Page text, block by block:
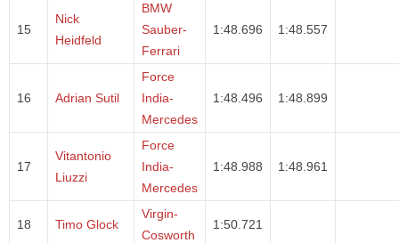
15
Nick
Heidfeld
BMW
Sauber-
Ferrari
1:48.696 1:48.557
16 Adrian Sutil
Force
India-
Mercedes
1:48.496 1:48.899
17
Vitantonio
Liuzzi
Force
India-
Mercedes
1:48.988 1:48.961
18 Timo Glock
Virgin-
Cosworth
1:50.721